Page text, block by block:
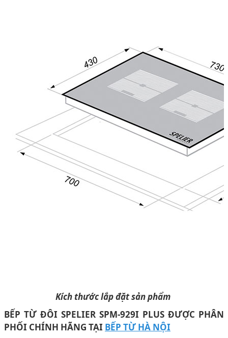
Kích thước lắp đặt sản phẩm
BẾP TỪ ĐÔI SPELIER SPM-929I PLUS ĐƯỢC PHÂN
PHỐI CHÍNH HÃNG TẠI BẾP TỪ HÀ NỘI